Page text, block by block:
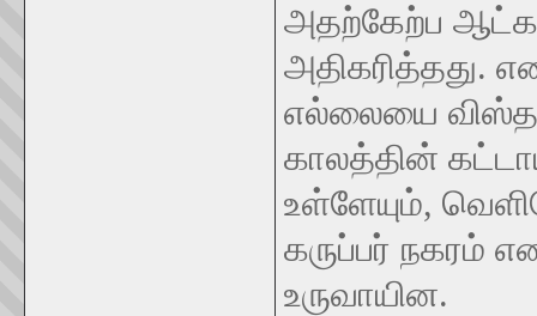
அதற்கேற்ப
அதிகரித்தது.
எல்லையை
காலத்தின்
உள்ளேயும்,
கருப்பர் நகரம்
உருவாயின.